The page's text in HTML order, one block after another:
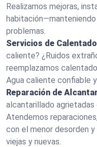
Realizamos mejoras,
problemas.
Servicios de
caliente? ¿Ruidos
reemplazamos
Agua caliente confiable
Reparación de
alcantarillado agrietadas
Atendemos
con el menor desorden
viejas y nuevas.